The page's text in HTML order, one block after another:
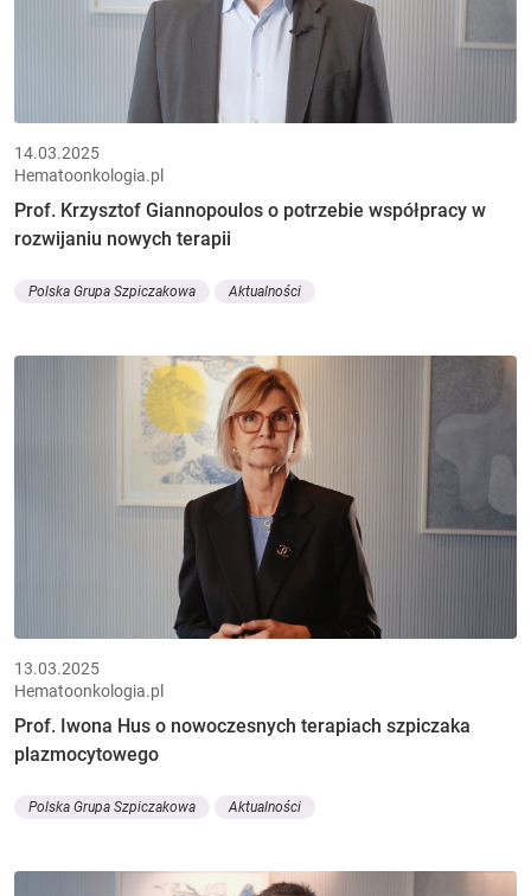
14.03.2025
Hematoonkologia.pl
Prof. Krzysztof Giannopoulos o potrzebie współpracy w
rozwijaniu nowych terapii
Polska Grupa Szpiczakowa Aktualności
13.03.2025
Hematoonkologia.pl
Prof. Iwona Hus o nowoczesnych terapiach szpiczaka
plazmocytowego
Polska Grupa Szpiczakowa Aktualności